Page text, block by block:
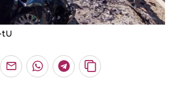
tU
EnviarWhatsapp
Telegram
Copiar